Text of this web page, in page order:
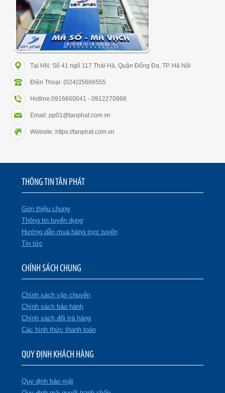
Tại HN: Số 41 ngõ 117 Thái Hà, Quận Đống Đa, TP. Hà Nội
Điện Thoại: (024)35666555
Hotline:0916660041 - 0912270988
Email: pp01@tanphat.com.vn
Website: https://tanphat.com.vn
THÔNG TIN TÂN PHÁT
Giới thiệu chung
Thông tin tuyển dụng
Hướng dẫn mua hàng trực tuyến
Tin tức
CHÍNH SÁCH CHUNG
Chính sách vận chuyển
Chính sách bảo hành
Chính sách đổi trả hàng
Các hình thức thanh toán
QUY ĐỊNH KHÁCH HÀNG
Quy định bảo mật